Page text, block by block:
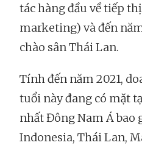
tác hàng đầu về tiếp
marketing) và đến
chào sân Thái Lan.
Tính đến năm 2021,
tuổi này đang có mặt
nhất Đông Nam Á bao
Indonesia, Thái Lan,